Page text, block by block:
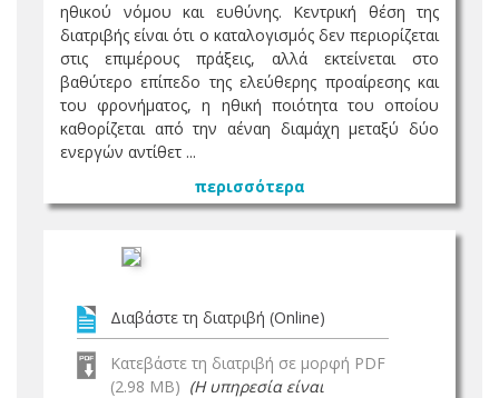
ηθικού νόμου και ευθύνης. Κεντρική θέση της
διατριβής είναι ότι ο καταλογισμός δεν περιορίζεται
στις επιμέρους πράξεις, αλλά εκτείνεται στο
βαθύτερο επίπεδο της ελεύθερης προαίρεσης και
του φρονήματος, η ηθική ποιότητα του οποίου
καθορίζεται από την αέναη διαμάχη μεταξύ δύο
ενεργών αντίθετ ...
περισσότερα
Διαβάστε τη διατριβή (Online)
Κατεβάστε τη διατριβή σε μορφή PDF
(2.98 MB) (Η υπηρεσία είναι